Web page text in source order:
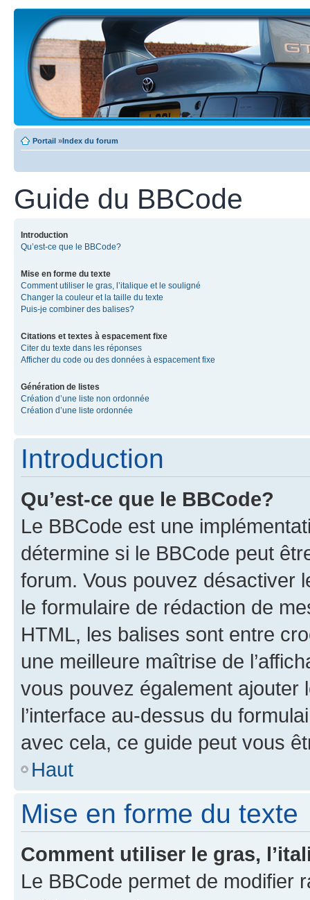
Portail »Index du forum
Guide du BBCode
Introduction
Qu’est-ce que le BBCode?
Mise en forme du texte
Comment utiliser le gras, l’italique et le souligné
Changer la couleur et la taille du texte
Puis-je combiner des balises?
Citations et textes à espacement fixe
Citer du texte dans les réponses
Afficher du code ou des données à espacement fixe
Génération de listes
Création d’une liste non ordonnée
Création d’une liste ordonnée
Introduction
Qu’est-ce que le BBCode?
Le BBCode est une
détermine si le BBCode peut
forum. Vous pouvez désactiver
le formulaire de rédaction de
HTML, les balises sont entre
une meilleure maîtrise de
vous pouvez également ajouter
l’interface au-dessus du
avec cela, ce guide peut vous
Haut
Mise en forme du texte
Comment utiliser le gras,
Le BBCode permet de modifier